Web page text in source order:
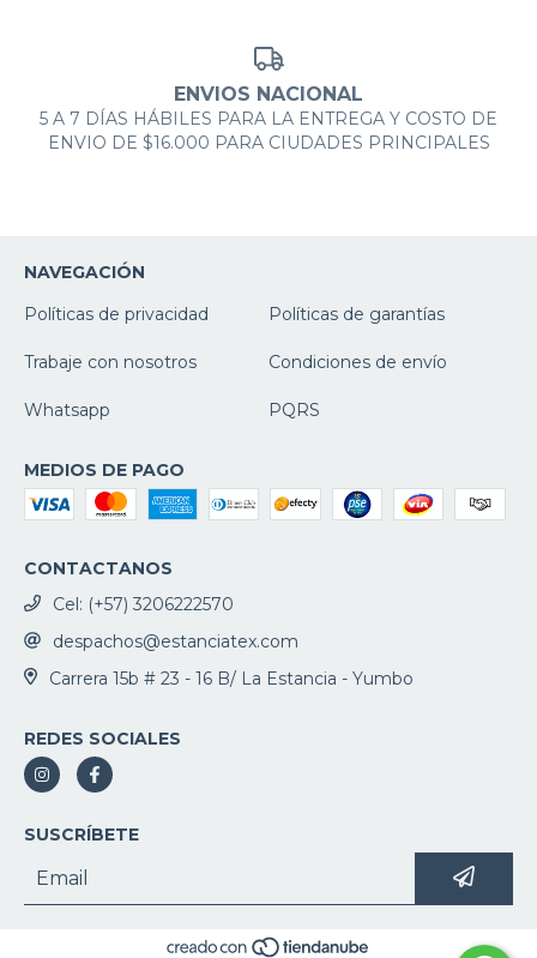
ENVIOS NACIONAL
5 A 7 DÍAS HÁBILES PARA LA ENTREGA Y COSTO DE
ENVIO DE $16.000 PARA CIUDADES PRINCIPALES
NAVEGACIÓN
Políticas de privacidad
Políticas de garantías
Trabaje con nosotros Condiciones de envío
Whatsapp PQRS
MEDIOS DE PAGO
CONTACTANOS
Cel: (+57) 3206222570
despachos@estanciatex.com
Carrera 15b # 23 - 16 B/ La Estancia - Yumbo
REDES SOCIALES
SUSCRÍBETE